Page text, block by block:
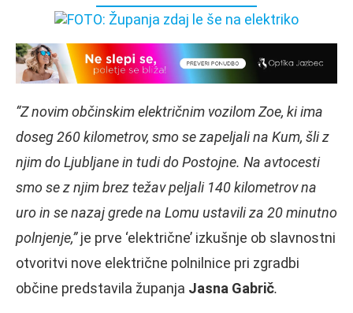
“Z novim občinskim električnim vozilom Zoe, ki ima
doseg 260 kilometrov, smo se zapeljali na Kum, šli z
njim do Ljubljane in tudi do Postojne. Na avtocesti
smo se z njim brez težav peljali 140 kilometrov na
uro in se nazaj grede na Lomu ustavili za 20 minutno
polnjenje,”je prve ‘električne’ izkušnje ob slavnostni
otvoritvi nove električne polnilnice pri zgradbi
občine predstavila županja Jasna Gabrič.